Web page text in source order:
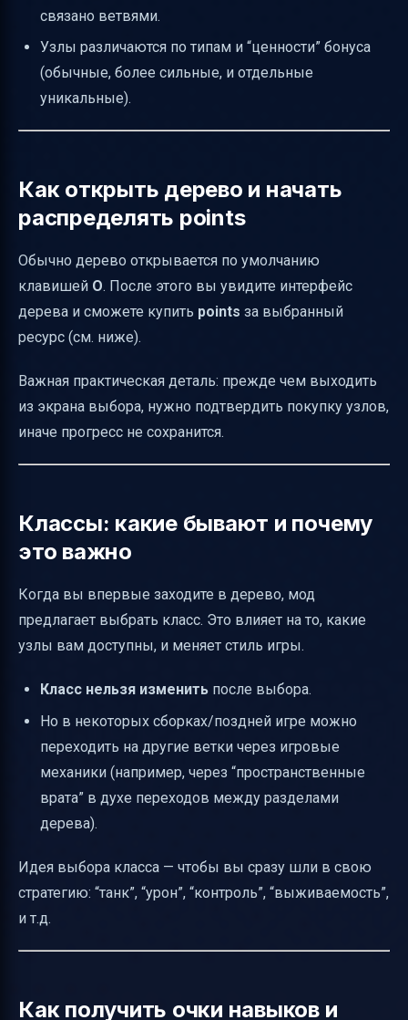
связано ветвями.
Узлы различаются по типам и “ценности” бонуса
(обычные, более сильные, и отдельные
уникальные).
Как открыть дерево и начать
распределять points
Обычно дерево открывается по умолчанию
клавишей O. После этого вы увидите интерфейс
дерева и сможете купить points за выбранный
ресурс (см. ниже).
Важная практическая деталь: прежде чем выходить
из экрана выбора, нужно подтвердить покупку узлов,
иначе прогресс не сохранится.
Классы: какие бывают и почему
это важно
Когда вы впервые заходите в дерево, мод
предлагает выбрать класс. Это влияет на то, какие
узлы вам доступны, и меняет стиль игры.
Класс нельзя изменить после выбора.
Но в некоторых сборках/поздней игре можно
переходить на другие ветки через игровые
механики (например, через “пространственные
врата” в духе переходов между разделами
дерева).
Идея выбора класса — чтобы вы сразу шли в свою
стратегию: “танк”, “урон”, “контроль”, “выживаемость”,
и т.д.
Как получить очки навыков и